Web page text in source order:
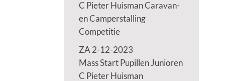
C Pieter Huisman Caravan-
en Camperstalling
Competitie
ZA 2-12-2023
Mass Start Pupillen Junioren
C Pieter Huisman